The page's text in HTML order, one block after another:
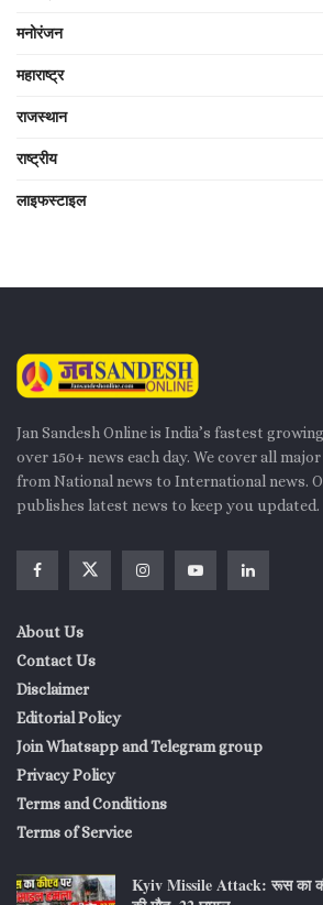
मनोरंजन
महाराष्ट्र
राजस्थान
राष्ट्रीय
लाइफस्टाइल
Jan Sandesh Online is India’s fastest
over 150+ news each day. We cover all
from National news to International news.
publishes latest news to keep you updated.
About Us
Contact Us
Disclaimer
Editorial Policy
Join Whatsapp and Telegram group
Privacy Policy
Terms and Conditions
Terms of Service
Kyiv Missile Attack: रूस का